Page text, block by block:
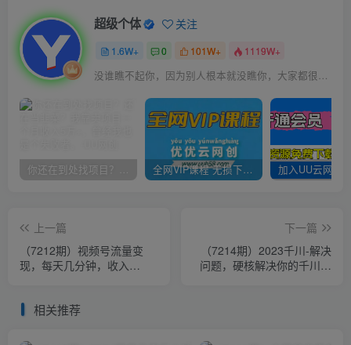
超级个体 关注
1.6W+ 0 101W+ 1119W+
没谁瞧不起你，因为别人根本就没瞧你，大家都很忙的
你还在到处找项目？还在当韭菜？我靠卖项目一个月收入5万+，曾经我也是个失败者。 全网VIP课程 无损下载~
上一篇
（7212期）视频号流量变
现，每天几分钟，收入
下一篇
（7214期）2023千川-解决
问题，硬核解决你的千川问
相关推荐